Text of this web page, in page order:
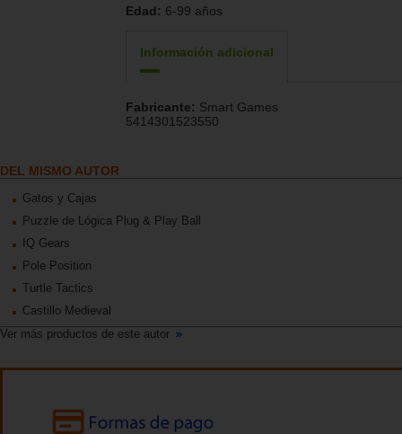
Edad: 6-99 años
Información adicional
Fabricante: Smart Games
5414301523550
DEL MISMO AUTOR
Gatos y Cajas
Puzzle de Lógica Plug & Play Ball
IQ Gears
Pole Position
Turtle Tactics
Castillo Medieval
Ver más productos de este autor